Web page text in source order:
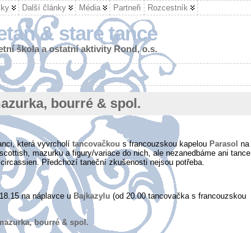
Další články Média Partneři Rozcestník
& staré tance
škola a ostatní aktivity Rond, o.s.
bourré & spol.
která vyvrcholí tancovačkou s francouzskou kapelou Parasol na
mazurku a figury/variace do nich, ale nezanedbáme ani tance
Předchozí taneční zkušenosti nejsou potřeba.
na náplavce u Bajkazylu (od 20.00 tancovačka s francouzskou
bourré & spol.